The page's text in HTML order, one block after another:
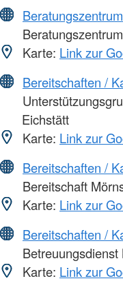
Beratungszentrum
Karte: Link zur
Bereitschaften /
Eichstätt
Karte: Link zur
Bereitschaften /
Bereitschaft
Karte: Link zur
Bereitschaften /
Betreuungsdienst
Karte: Link zur